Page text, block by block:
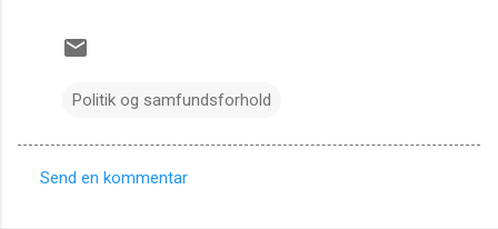
Politik og samfundsforhold
Send en kommentar